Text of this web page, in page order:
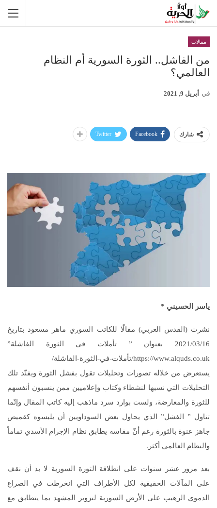
مقالات
من الفاشل.. الثورة السورية أم النظام
العالمي؟
في أبريل 9, 2021
شارك Facebook
Twitter
ياسر الحسيني *
نشرت (القدس العربي) مقالًا للكاتب السوري ماهر مسعود بتاريخ
2021/03/16 بعنوان ” تأملات في الثورة الفاشلة”
https://www.alquds.co.uk/تأملات-في-الثورة-الفاشلة/
يستعرض من خلاله تصورات وتحليلات تقول بفشل الثورة ويفنّد تلك
التحليلات التي نسبها لنشطاء وكتاب وإعلاميين ممن ينسبون أنفسهم
للثورة والمعارضة، ولست بوارد سرد ماذهب إليه كاتب المقال وإنّما
تناول ” الفشل” الذي يحاول بعض السوداويين أن يلبسوه كقميص
جاهز عنوة بالثورة رغم أنّ مقاسه يطابق نظام الإجرام الأسدي تماماً
والنظام العالمي أكثر.
بعد مرور عشر سنوات على انطلاقة الثورة السورية لا بد أن نقف
على المآلات الحقيقية لكل الأطراف التي انخرطت في الصراع
الدموي الرهيب على الأرض السورية لتزوير المشهد بما يتطابق مع